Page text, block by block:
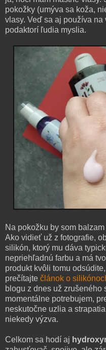
pokožky (umýva sa koža,
vlasy. Veď sa aj používa
podaktorí ľudia myslia.
Na pokožku by som
Ako vidieť už z fotografie,
silikón, ktorý mu dáva
nepriehľadnú farbu a má
produkt kvôli tomu
prečítajte článok o
blogu z dnes už zrušeného
momentálne potrebujem,
neskutočne uzlia a
niekedy výzva.
Celkom sa hodí aj